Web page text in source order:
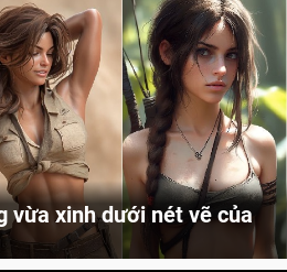
vừa xinh dưới nét vẽ của